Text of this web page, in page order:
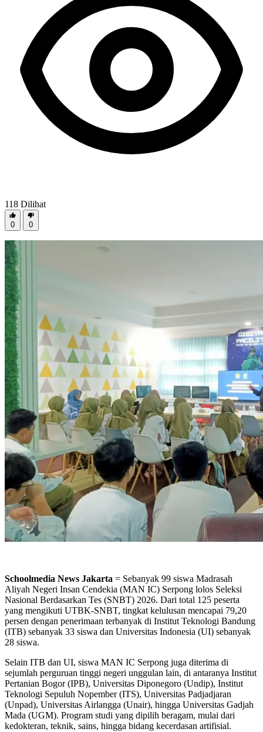
118 Dilihat
0 0
Schoolmedia News Jakarta = Sebanyak 99 siswa Madrasah
Aliyah Negeri Insan Cendekia (MAN IC) Serpong lolos Seleksi
Nasional Berdasarkan Tes (SNBT) 2026. Dari total 125 peserta
yang mengikuti UTBK-SNBT, tingkat kelulusan mencapai 79,20
persen dengan penerimaan terbanyak di Institut Teknologi Bandung
(ITB) sebanyak 33 siswa dan Universitas Indonesia (UI) sebanyak
28 siswa.
Selain ITB dan UI, siswa MAN IC Serpong juga diterima di
sejumlah perguruan tinggi negeri unggulan lain, di antaranya Institut
Pertanian Bogor (IPB), Universitas Diponegoro (Undip), Institut
Teknologi Sepuluh Nopember (ITS), Universitas Padjadjaran
(Unpad), Universitas Airlangga (Unair), hingga Universitas Gadjah
Mada (UGM). Program studi yang dipilih beragam, mulai dari
kedokteran, teknik, sains, hingga bidang kecerdasan artifisial.